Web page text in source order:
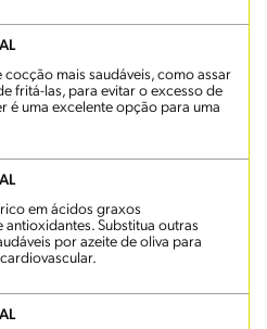
cocção mais saudáveis, como assar
fritá-las, para evitar o excesso de
é uma excelente opção para uma
em ácidos graxos
antioxidantes. Substitua outras
por azeite de oliva para